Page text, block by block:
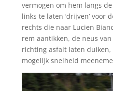
vermogen om hem langs
links te laten ‘drijven’ voor
rechts die naar Lucien
rem aantikken, de neus
richting asfalt laten duiken,
mogelijk snelheid